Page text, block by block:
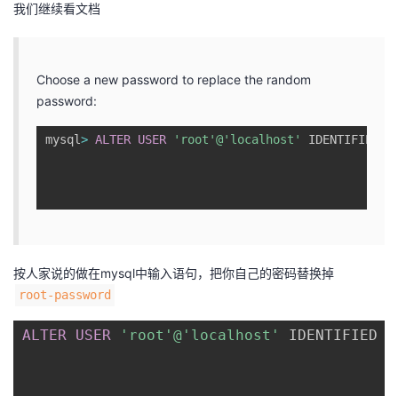
我们继续看文档
Choose a new password to replace the random
password:
mysql> ALTER USER 'root'@'localhost' IDENTIFIED
按人家说的做在mysql中输入语句，把你自己的密码替换掉
root-password
ALTER USER 'root' @'localhost' IDENTIFIED